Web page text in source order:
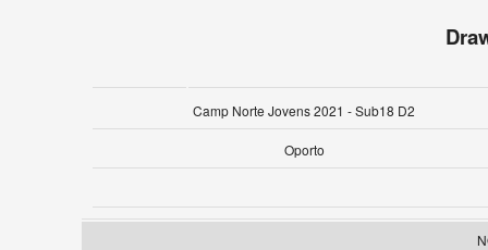
Camp Norte Jovens 2021 - Sub18 D2
Oporto